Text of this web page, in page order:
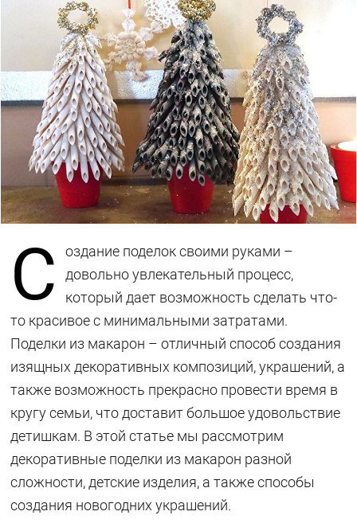
С
оздание поделок своими руками –
довольно увлекательный процесс,
который дает возможность сделать что-
то красивое с минимальными затратами.
Поделки из макарон – отличный способ создания
изящных декоративных композиций, украшений, а
также возможность прекрасно провести время в
кругу семьи, что доставит большое удовольствие
детишкам. В этой статье мы рассмотрим
декоративные поделки из макарон разной
сложности, детские изделия, а также способы
создания новогодних украшений.